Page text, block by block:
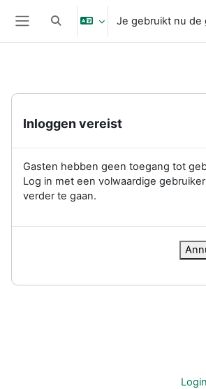
Ga naar hoofdinhoud
Schakel zoek invoerJe gebruikt nu de
Inloggen vereist
Gasten hebben geen toegang tot
Log in met een volwaardige
verder te gaan.
Login